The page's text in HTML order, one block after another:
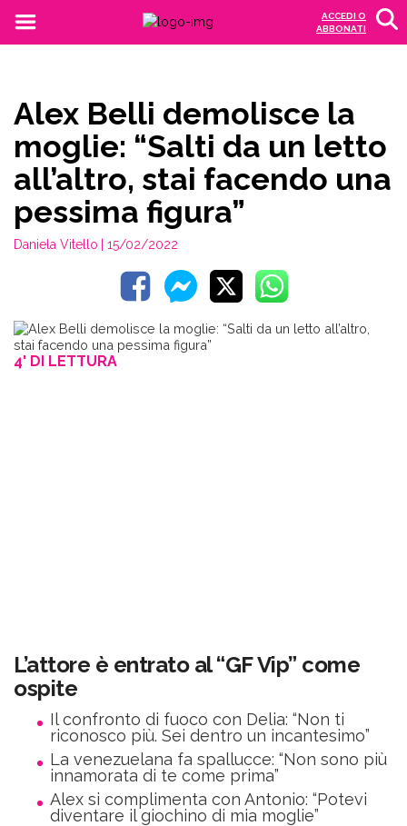
ACCEDI O
ABBONATI
Alex Belli demolisce la
moglie: “Salti da un letto
all’altro, stai facendo una
pessima figura”
Daniela Vitello | 15/02/2022
4' DI LETTURA
L’attore è entrato al “GF Vip” come
ospite
Il confronto di fuoco con Delia: “Non ti
riconosco più. Sei dentro un incantesimo”
La venezuelana fa spallucce: “Non sono più
innamorata di te come prima”
Alex si complimenta con Antonio: “Potevi
diventare il giochino di mia moglie”